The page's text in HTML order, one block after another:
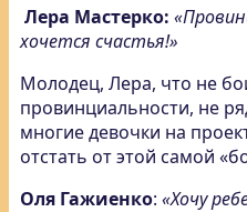
Лера Мастерко:
хочется счастья!»
Молодец, Лера, что не
провинциальности, не
многие девочки на
отстать от этой самой
Оля Гажиенко: «Хочу